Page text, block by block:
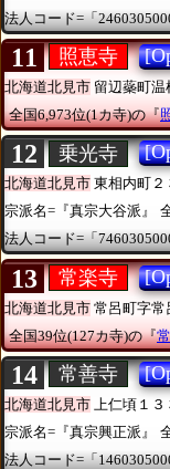
法人コード=「
11 照恵寺
北海道北見市 留辺蘂町
全国6,973位(1カ寺)の『
12 乗光寺
北海道北見市 東相内町２
宗派名=『真宗大谷派』
法人コード=「
13 常楽寺
北海道北見市 常呂町字常
全国39位(127カ寺)の『
14 常善寺
北海道北見市 上仁頃１
宗派名=『真宗興正派』
法人コード=「